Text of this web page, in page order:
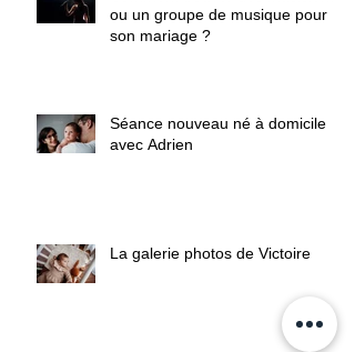
ou un groupe de musique pour
son mariage ?
Séance nouveau né à domicile
avec Adrien
La galerie photos de Victoire